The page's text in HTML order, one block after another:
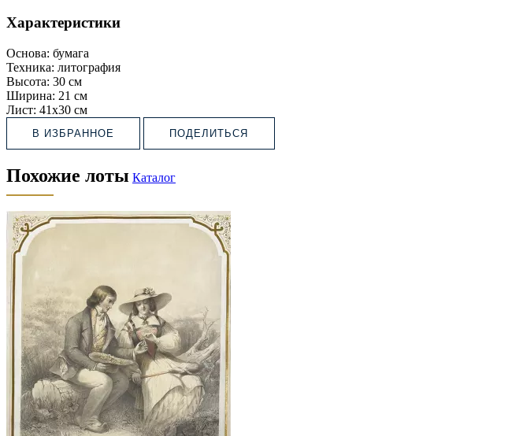
Характеристики
Основа: бумага
Техника: литография
Высота: 30 см
Ширина: 21 см
Лист: 41х30 см
В ИЗБРАННОЕ ПОДЕЛИТЬСЯ
Похожие лоты Каталог